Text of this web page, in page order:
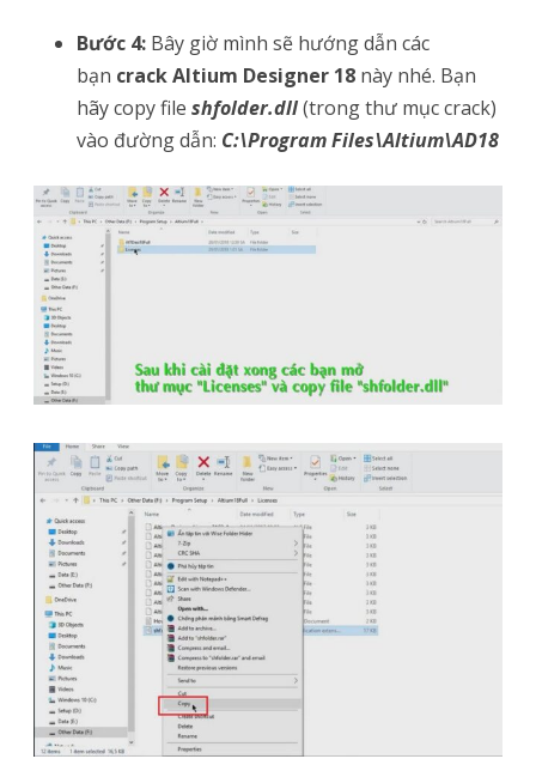
Bước 4: Bây giờ mình sẽ hướng dẫn các
bạn crack Altium Designer 18 này nhé. Bạn
hãy copy file shfolder.dll(trong thư mục crack)
vào đường dẫn: C:\Program Files\Altium\AD18